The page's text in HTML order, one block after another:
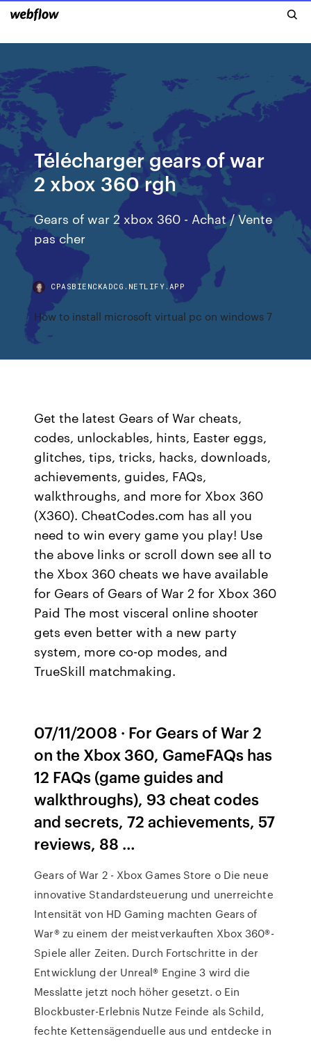
Télécharger gears of war
2 xbox 360 rgh
Gears of war 2 xbox 360 - Achat / Vente
pas cher
CPASBIENCKADCG.NETLIFY.APP
How to install microsoft virtual pc on windows 7
Get the latest Gears of War cheats,
codes, unlockables, hints, Easter eggs,
glitches, tips, tricks, hacks, downloads,
achievements, guides, FAQs,
walkthroughs, and more for Xbox 360
(X360). CheatCodes.com has all you
need to win every game you play! Use
the above links or scroll down see all to
the Xbox 360 cheats we have available
for Gears of Gears of War 2 for Xbox 360
Paid The most visceral online shooter
gets even better with a new party
system, more co-op modes, and
TrueSkill matchmaking.
07/11/2008 · For Gears of War 2
on the Xbox 360, GameFAQs has
12 FAQs (game guides and
walkthroughs), 93 cheat codes
and secrets, 72 achievements, 57
reviews, 88 …
Gears of War 2 - Xbox Games Store o Die neue
innovative Standardsteuerung und unerreichte
Intensität von HD Gaming machten Gears of
War® zu einem der meistverkauften Xbox 360®-
Spiele aller Zeiten. Durch Fortschritte in der
Entwicklung der Unreal® Engine 3 wird die
Messlatte jetzt noch höher gesetzt. o Ein
Blockbuster-Erlebnis Nutze Feinde als Schild,
fechte Kettensägenduelle aus und entdecke in